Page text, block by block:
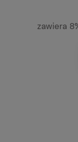
zawiera